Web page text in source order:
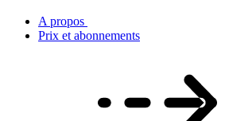
A propos
Prix et abonnements